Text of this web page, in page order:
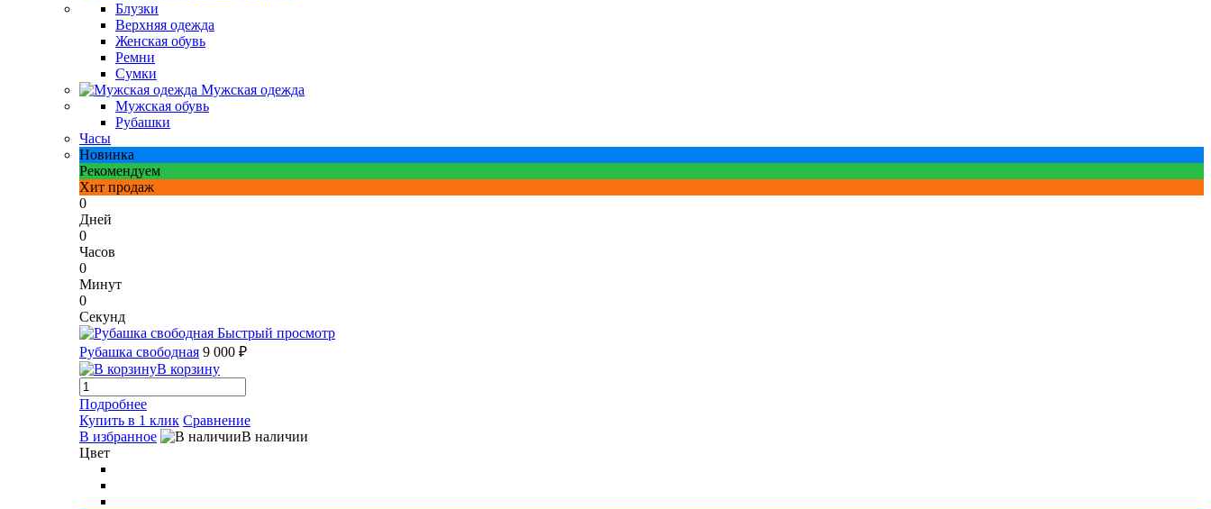
Блузки
Верхняя одежда
Женская обувь
Ремни
Сумки
Мужская одежда
Мужская обувь
Рубашки
Часы
Новинка
Рекомендуем
Хит продаж
0
Дней
0
Часов
0
Минут
0
Секунд
Быстрый просмотр
Рубашка свободная 9 000 ₽
В корзину
Подробнее
Купить в 1 клик Сравнение
В избранное
В наличии
Цвет